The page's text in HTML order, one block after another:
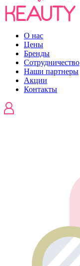
О нас
Цены
Бренды
Сотрудничество
Наши партнеры
Акции
Контакты